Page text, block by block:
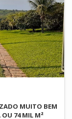
MUITO BEM
74 MIL M²